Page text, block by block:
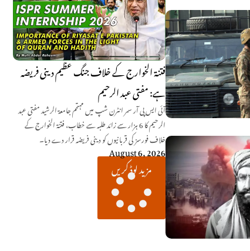
فتنۃ الخوارج کے خلاف جنگ عظیم دینی فریضہ
ہے: مفتی عبد الرحیم
آئی ایس پی آر سمر انٹرن شپ میں مہتمم جامعۃ الرشید مفتی عبد
الرحیم کا 6 ہزار سے زائد طلبہ سے خطاب، فتنۃ الخوارج کے
خلاف فورسز کی قربانیوں کو دینی فریضہ قرار دے دیا۔
August 6, 2026
مزید لوڈ کریں